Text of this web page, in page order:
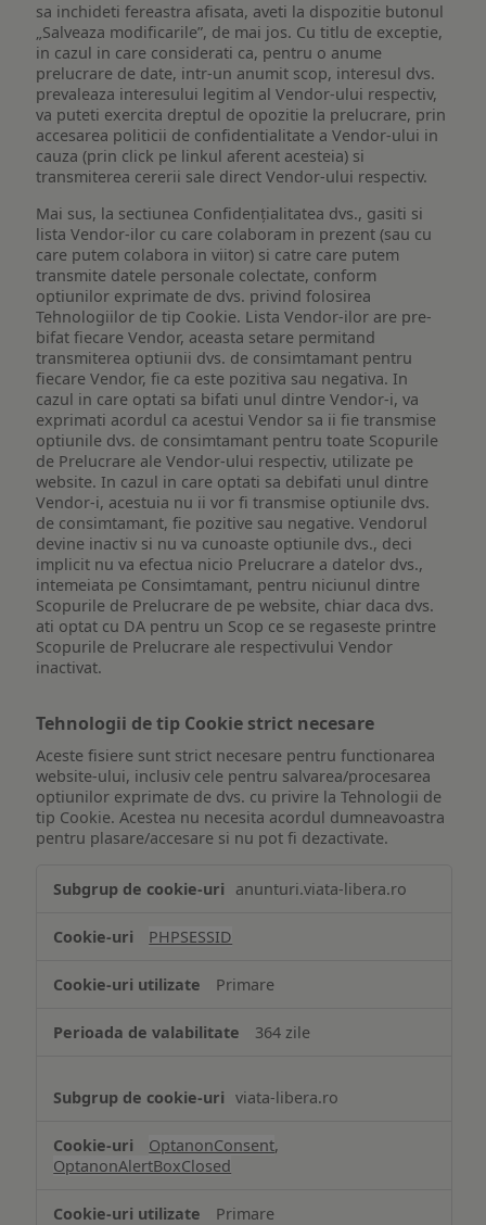
sa inchideti fereastra afisata, aveti la dispozitie butonul
„Salveaza modificarile”, de mai jos. Cu titlu de exceptie,
in cazul in care considerati ca, pentru o anume
prelucrare de date, intr-un anumit scop, interesul dvs.
prevaleaza interesului legitim al Vendor-ului respectiv,
va puteti exercita dreptul de opozitie la prelucrare, prin
accesarea politicii de confidentialitate a Vendor-ului in
cauza (prin click pe linkul aferent acesteia) si
transmiterea cererii sale direct Vendor-ului respectiv.
Mai sus, la sectiunea Confidențialitatea dvs., gasiti si
lista Vendor-ilor cu care colaboram in prezent (sau cu
care putem colabora in viitor) si catre care putem
transmite datele personale colectate, conform
optiunilor exprimate de dvs. privind folosirea
Tehnologiilor de tip Cookie. Lista Vendor-ilor are pre-
bifat fiecare Vendor, aceasta setare permitand
transmiterea optiunii dvs. de consimtamant pentru
fiecare Vendor, fie ca este pozitiva sau negativa. In
cazul in care optati sa bifati unul dintre Vendor-i, va
exprimati acordul ca acestui Vendor sa ii fie transmise
optiunile dvs. de consimtamant pentru toate Scopurile
de Prelucrare ale Vendor-ului respectiv, utilizate pe
website. In cazul in care optati sa debifati unul dintre
Vendor-i, acestuia nu ii vor fi transmise optiunile dvs.
de consimtamant, fie pozitive sau negative. Vendorul
devine inactiv si nu va cunoaste optiunile dvs., deci
implicit nu va efectua nicio Prelucrare a datelor dvs.,
intemeiata pe Consimtamant, pentru niciunul dintre
Scopurile de Prelucrare de pe website, chiar daca dvs.
ati optat cu DA pentru un Scop ce se regaseste printre
Scopurile de Prelucrare ale respectivului Vendor
inactivat.
Tehnologii de tip Cookie strict necesare
Aceste fisiere sunt strict necesare pentru functionarea
website-ului, inclusiv cele pentru salvarea/procesarea
optiunilor exprimate de dvs. cu privire la Tehnologii de
tip Cookie. Acestea nu necesita acordul dumneavoastra
pentru plasare/accesare si nu pot fi dezactivate.
de
Cookie
necesare
anunturi.viata-libera.ro
PHPSESSID
Primare
364 zile
viata-libera.ro
OptanonConsent,
OptanonAlertBoxClosed
Primare